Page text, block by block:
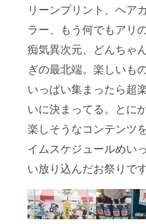
リーンプリント、ヘアカ
ラー、もう何でもアリ
痴気異次元、どんちゃ
ぎの最北端。楽しいも
いっぱい集まったら超
いに決まってる。とに
楽しそうなコンテンツ
イムスケジュールめい
い放り込んだお祭りです